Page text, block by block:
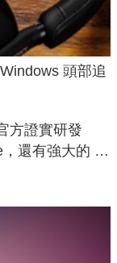
頭部追
方證實研發
還有強大的 AI